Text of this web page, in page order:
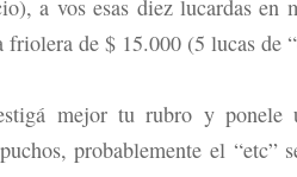
a vos esas diez lucardas
friolera de $ 15.000 (5 lucas de
mejor tu rubro y ponele
probablemente el “etc”